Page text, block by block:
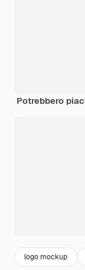
Potrebbero
logo mockup